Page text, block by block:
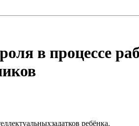
в процессе
ребёнка.